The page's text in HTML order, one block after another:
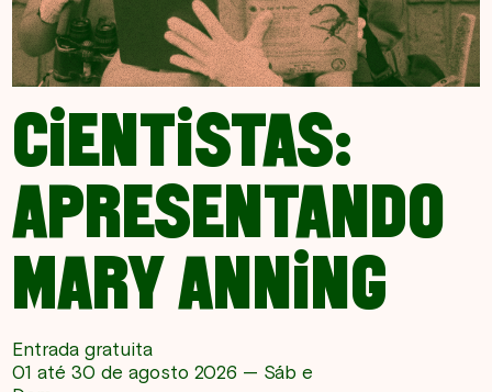
CIENTISTAS:
APRESENTANDO
MARY ANNING
Entrada gratuita
01 até 30 de agosto 2026 — Sáb e